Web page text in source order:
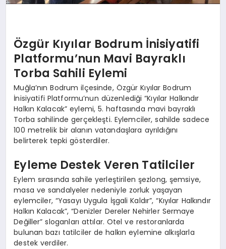
Özgür Kıyılar Bodrum İnisiyatifi
Platformu’nun Mavi Bayraklı
Torba Sahili Eylemi
Muğla’nın Bodrum ilçesinde, Özgür Kıyılar Bodrum
İnisiyatifi Platformu’nun düzenlediği “Kıyılar Halkındır
Halkın Kalacak” eylemi, 5. haftasında mavi bayraklı
Torba sahilinde gerçekleşti. Eylemciler, sahilde sadece
100 metrelik bir alanın vatandaşlara ayrıldığını
belirterek tepki gösterdiler.
Eyleme Destek Veren Tatilciler
Eylem sırasında sahile yerleştirilen şezlong, şemsiye,
masa ve sandalyeler nedeniyle zorluk yaşayan
eylemciler, “Yasayı Uygula İşgali Kaldır”, “Kıyılar Halkındır
Halkın Kalacak”, “Denizler Dereler Nehirler Sermaye
Değiller” sloganları attılar. Otel ve restoranlarda
bulunan bazı tatilciler de halkın eylemine alkışlarla
destek verdiler.